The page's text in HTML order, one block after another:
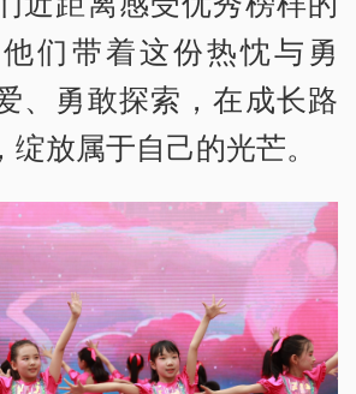
们带着这份热忱与勇
、勇敢探索，在成长路
放属于自己的光芒。